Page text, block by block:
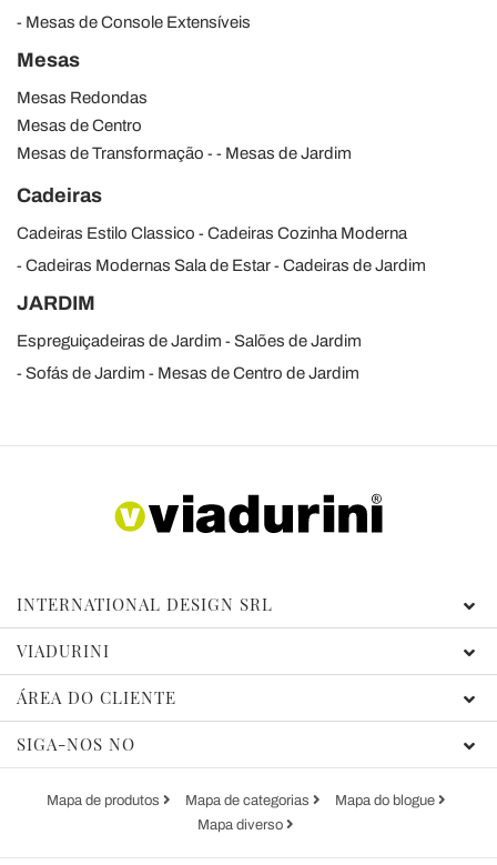
Mesas de Console Extensíveis
Mesas
Mesas Redondas
Mesas de Centro
Mesas de Transformação
Mesas de Jardim
Cadeiras
Cadeiras Estilo Classico
Cadeiras Cozinha Moderna
Cadeiras Modernas Sala de Estar
Cadeiras de Jardim
JARDIM
Espreguiçadeiras de Jardim
Salões de Jardim
Sofás de Jardim
Mesas de Centro de Jardim
INTERNATIONAL DESIGN SRL
VIADURINI
ÁREA DO CLIENTE
SIGA-NOS NO
Mapa de produtos Mapa de categorias
Mapa do blogue
Mapa diverso